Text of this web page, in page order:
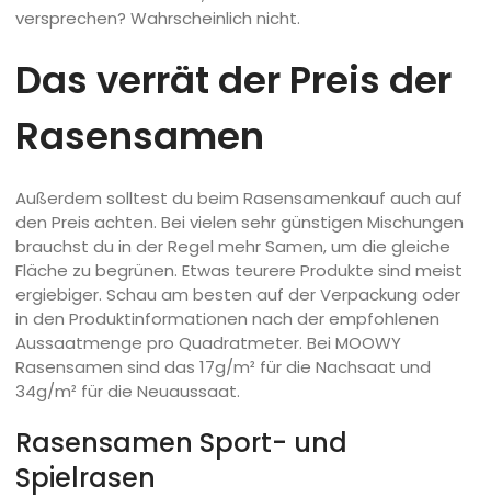
versprechen? Wahrscheinlich nicht.
Das verrät der Preis der
Rasensamen
Außerdem solltest du beim Rasensamenkauf auch auf
den Preis achten. Bei vielen sehr günstigen Mischungen
brauchst du in der Regel mehr Samen, um die gleiche
Fläche zu begrünen. Etwas teurere Produkte sind meist
ergiebiger. Schau am besten auf der Verpackung oder
in den Produktinformationen nach der empfohlenen
Aussaatmenge pro Quadratmeter. Bei MOOWY
Rasensamen sind das 17g/m² für die Nachsaat und
34g/m² für die Neuaussaat.
Rasensamen Sport- und
Spielrasen